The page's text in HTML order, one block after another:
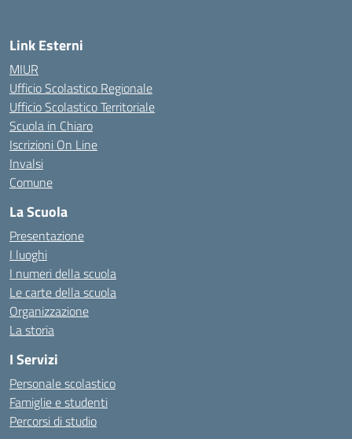
Link Esterni
MIUR
Ufficio Scolastico Regionale
Ufficio Scolastico Territoriale
Scuola in Chiaro
Iscrizioni On Line
Invalsi
Comune
La Scuola
Presentazione
I luoghi
I numeri della scuola
Le carte della scuola
Organizzazione
La storia
I Servizi
Personale scolastico
Famiglie e studenti
Percorsi di studio